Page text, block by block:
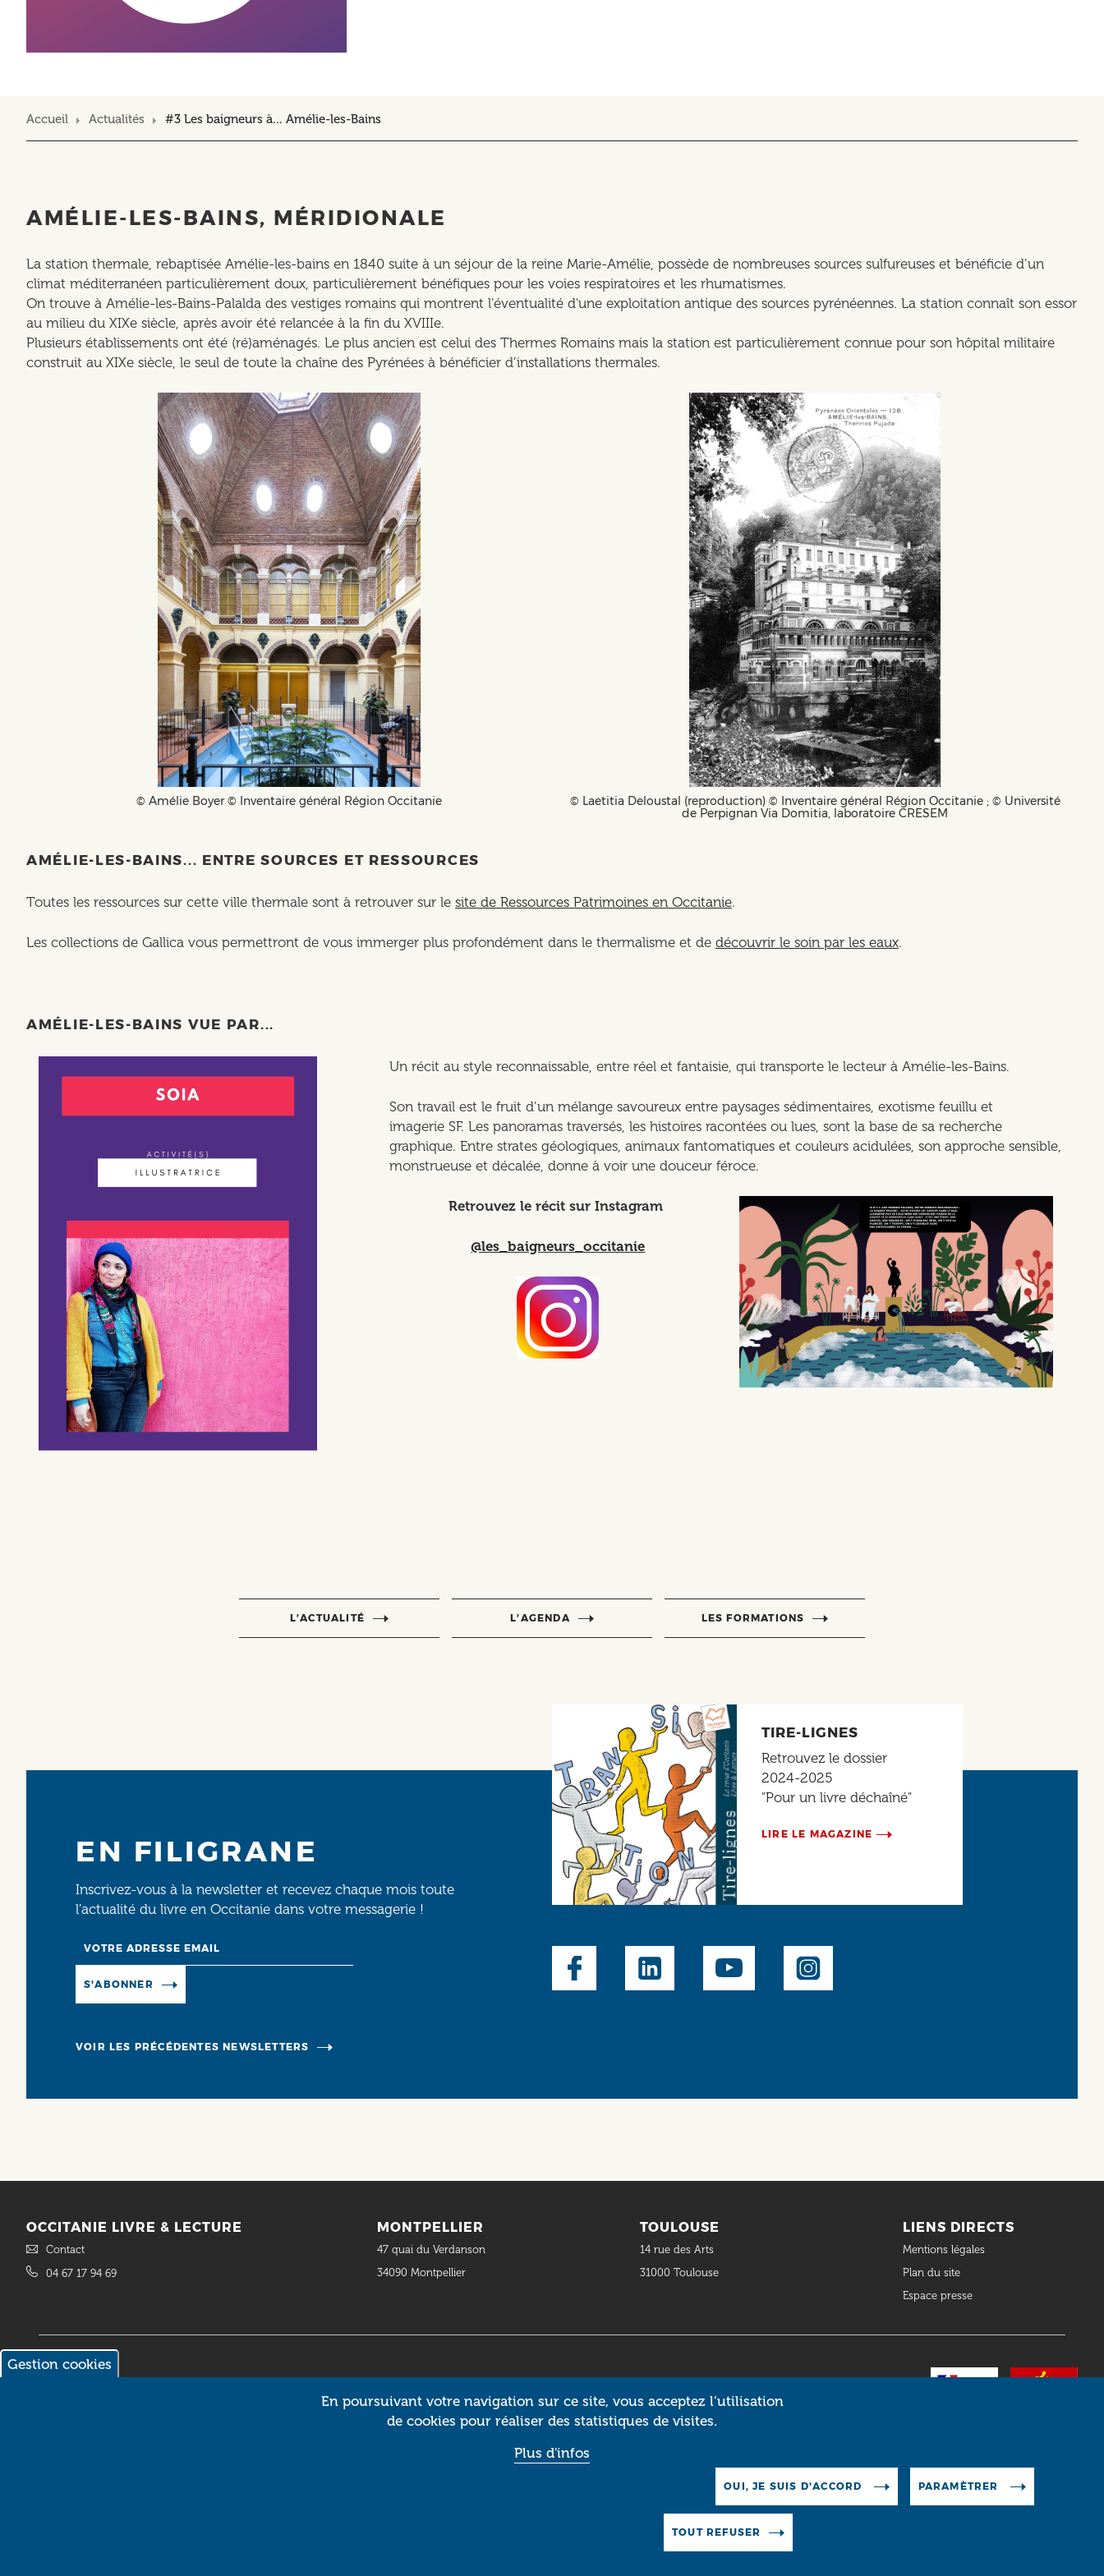
Accueil Actualités #3 Les baigneurs à... Amélie-les-Bains
AMÉLIE-LES-BAINS, MÉRIDIONALE
La station thermale, rebaptisée Amélie-les-bains en 1840 suite à un séjour de la reine Marie-Amélie, possède de nombreuses sources sulfureuses et bénéficie d’un
climat méditerranéen particulièrement doux, particulièrement bénéfiques pour les voies respiratoires et les rhumatismes.
On trouve à Amélie-les-Bains-Palalda des vestiges romains qui montrent l'éventualité d'une exploitation antique des sources pyrénéennes. La station connaît son essor
au milieu du XIXe siècle, après avoir été relancée à la fin du XVIIIe.
Plusieurs établissements ont été (ré)aménagés. Le plus ancien est celui des Thermes Romains mais la station est particulièrement connue pour son hôpital militaire
construit au XIXe siècle, le seul de toute la chaîne des Pyrénées à bénéficier d’installations thermales.
©️ Amélie Boyer ©️ Inventaire général Région Occitanie
©️ Laetitia Deloustal (reproduction) ©️ Inventaire général Région Occitanie ; ©️ Université
de Perpignan Via Domitia, laboratoire CRESEM
AMÉLIE-LES-BAINS... ENTRE SOURCES ET RESSOURCES
Toutes les ressources sur cette ville thermale sont à retrouver sur le site de Ressources Patrimoines en Occitanie.
Les collections de Gallica vous permettront de vous immerger plus profondément dans le thermalisme et de découvrir le soin par les eaux.
AMÉLIE-LES-BAINS VUE PAR...
Un récit au style reconnaissable, entre réel et fantaisie, qui transporte le lecteur à Amélie-les-Bains.
Son travail est le fruit d’un mélange savoureux entre paysages sédimentaires, exotisme feuillu et
imagerie SF. Les panoramas traversés, les histoires racontées ou lues, sont la base de sa recherche
graphique. Entre strates géologiques, animaux fantomatiques et couleurs acidulées, son approche sensible,
monstrueuse et décalée, donne à voir une douceur féroce.
Retrouvez le récit sur Instagram
@les_baigneurs_occitanie
L’ACTUALITÉ L’AGENDA LES FORMATIONS
EN FILIGRANE
Inscrivez-vous à la newsletter et recevez chaque mois toute
l’actualité du livre en Occitanie dans votre messagerie !
S'ABONNER
VOIR LES PRÉCÉDENTES NEWSLETTERS
TIRE-LIGNES
Retrouvez le dossier
2024-2025
"Pour un livre déchaîné"
LIRE LE MAGAZINE
Social
OCCITANIE LIVRE & LECTURE
Contact
04 67 17 94 69
MONTPELLIER
47 quai du Verdanson
34090 Montpellier
TOULOUSE
14 rue des Arts
31000 Toulouse
LIENS DIRECTS
Mentions légales
Plan du site
Espace presse
Intuitiv Interactive
Gestion cookies
En poursuivant votre navigation sur ce site, vous acceptez l’utilisation
de cookies pour réaliser des statistiques de visites.
Plus d'infos
OUI, JE SUIS D'ACCORD PARAMÈTRER
TOUT REFUSER